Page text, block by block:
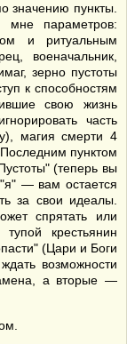
значению пункты.
параметров:
и ритуальным
военачальник,
зерно пустоты
к способностям
свою жизнь
часть
магия смерти 4
пунктом
(теперь вы
— вам остается
за свои идеалы.
спрятать или
крестьянин
(Цари и Боги
возможности
а вторые —